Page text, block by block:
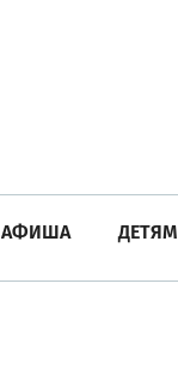
АФИША ДЕТЯМ